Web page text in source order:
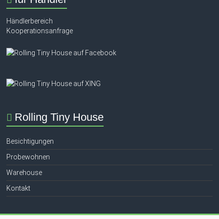
Händlerbereich
Kooperationsanfrage
Rolling Tiny House
Besichtigungen
Probewohnen
Warehouse
Kontakt